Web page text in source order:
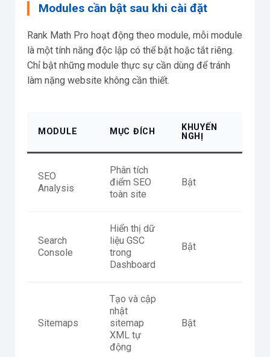
Modules cần bật sau khi cài đặt
Rank Math Pro hoạt động theo module, mỗi module
là một tính năng độc lập có thể bật hoặc tắt riêng.
Chỉ bật những module thực sự cần dùng để tránh
làm nặng website không cần thiết.
MODULE MỤC ĐÍCH
KHUYẾN
NGHỊ
SEO
Analysis
Phân tích
điểm SEO
toàn site
Bật
Search
Console
Hiển thị dữ
liệu GSC
trong
Dashboard
Bật
Sitemaps
Tạo và cập
nhật
sitemap
XML tự
động
Bật